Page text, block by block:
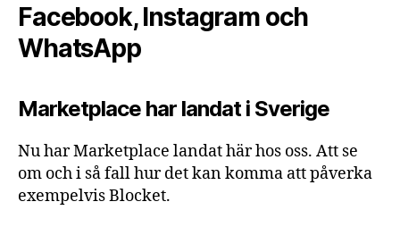
Facebook, Instagram och
WhatsApp
Marketplace har landat i Sverige
Nu har Marketplace landat här hos oss. Att se
om och i så fall hur det kan komma att påverka
exempelvis Blocket.